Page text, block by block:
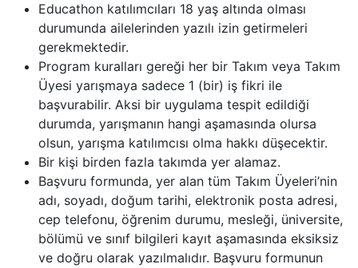
Educathon katılımcıları 18 yaş altında olması
durumunda ailelerinden yazılı izin getirmeleri
gerekmektedir.
Program kuralları gereği her bir Takım veya Takım
Üyesi yarışmaya sadece 1 (bir) iş fikri ile
başvurabilir. Aksi bir uygulama tespit edildiği
durumda, yarışmanın hangi aşamasında olursa
olsun, yarışma katılımcısı olma hakkı düşecektir.
Bir kişi birden fazla takımda yer alamaz.
Başvuru formunda, yer alan tüm Takım Üyeleri’nin
adı, soyadı, doğum tarihi, elektronik posta adresi,
cep telefonu, öğrenim durumu, mesleği, üniversite,
bölümü ve sınıf bilgileri kayıt aşamasında eksiksiz
ve doğru olarak yazılmalıdır. Başvuru formunun